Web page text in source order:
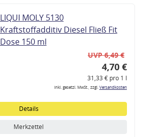
LIQUI MOLY 5130
Kraftstoffadditiv Diesel Fließ Fit
Dose 150 ml
UVP 6,49 €
4,70 €
31,33 € pro 1 l
inkl. gesetzl. MwSt., zzgl.Versandkosten
Details
Merkzettel